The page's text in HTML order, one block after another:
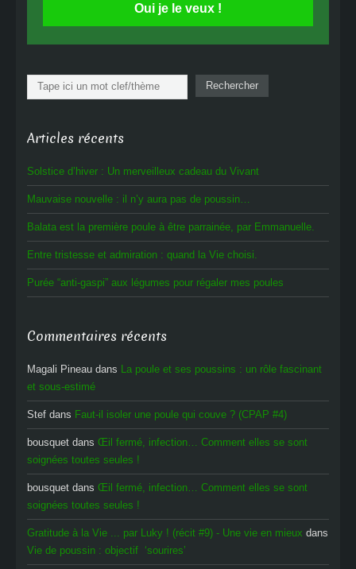
Oui je le veux !
Rechercher Rechercher
Articles récents
Solstice d’hiver : Un merveilleux cadeau du Vivant
Mauvaise nouvelle : il n’y aura pas de poussin…
Balata est la première poule à être parrainée, par Emmanuelle.
Entre tristesse et admiration : quand la Vie choisi.
Purée “anti-gaspi” aux légumes pour régaler mes poules
Commentaires récents
Magali Pineau dans La poule et ses poussins : un rôle fascinant
et sous-estimé
Stef dans Faut-il isoler une poule qui couve ? (CPAP #4)
bousquet dans Œil fermé, infection… Comment elles se sont
soignées toutes seules !
bousquet dans Œil fermé, infection… Comment elles se sont
soignées toutes seules !
Gratitude à la Vie ... par Luky ! (récit #9) - Une vie en mieux dans
Vie de poussin : objectif ‘sourires’